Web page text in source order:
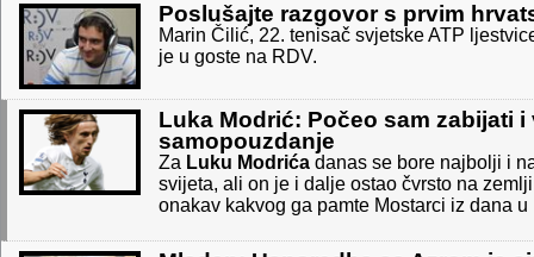
Poslušajte razgovor s prvim
Marin Čilić, 22. tenisač svjetske ATP
je u goste na RDV.
Luka Modrić: Počeo sam zabijati i
samopouzdanje
Za Luku Modrića danas se bore najbolji i
svijeta, ali on je i dalje ostao čvrsto na
onakav kakvog ga pamte Mostarci iz dana